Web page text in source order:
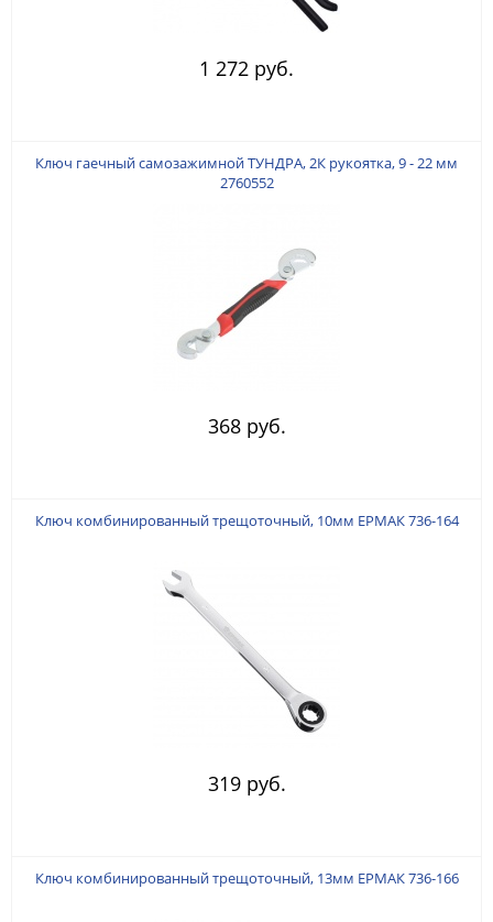
1 272 руб.
Ключ гаечный самозажимной ТУНДРА, 2К рукоятка, 9 - 22 мм
2760552
368 руб.
Ключ комбинированный трещоточный, 10мм ЕРМАК 736-164
319 руб.
Ключ комбинированный трещоточный, 13мм ЕРМАК 736-166